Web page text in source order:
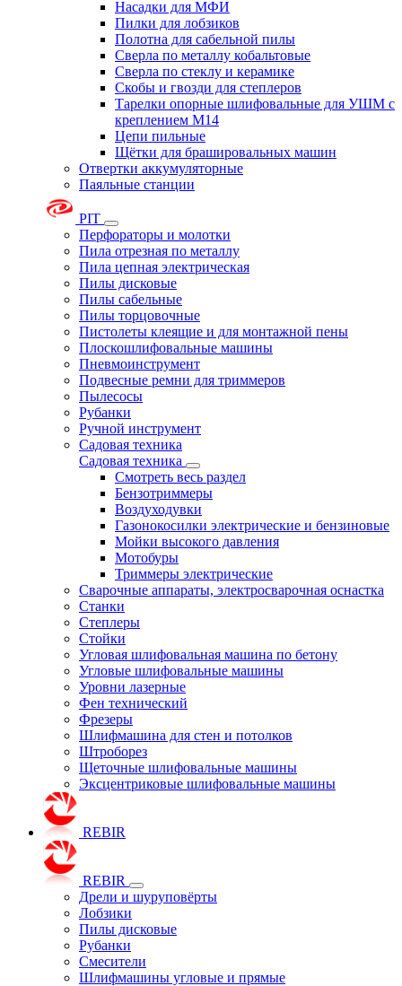
Насадки для МФИ
Пилки для лобзиков
Полотна для сабельной пилы
Сверла по металлу кобальтовые
Сверла по стеклу и керамике
Скобы и гвозди для степлеров
Тарелки опорные шлифовальные для УШМ с
креплением М14
Цепи пильные
Щётки для брашировальных машин
Отвертки аккумуляторные
Паяльные станции
PIT
Перфораторы и молотки
Пила отрезная по металлу
Пила цепная электрическая
Пилы дисковые
Пилы сабельные
Пилы торцовочные
Пистолеты клеящие и для монтажной пены
Плоскошлифовальные машины
Пневмоинструмент
Подвесные ремни для триммеров
Пылесосы
Рубанки
Ручной инструмент
Садовая техника
Садовая техника
Смотреть весь раздел
Бензотриммеры
Воздуходувки
Газонокосилки электрические и бензиновые
Мойки высокого давления
Мотобуры
Триммеры электрические
Сварочные аппараты, электросварочная оснастка
Станки
Степлеры
Стойки
Угловая шлифовальная машина по бетону
Угловые шлифовальные машины
Уровни лазерные
Фен технический
Фрезеры
Шлифмашина для стен и потолков
Штроборез
Щеточные шлифовальные машины
Эксцентриковые шлифовальные машины
REBIR
REBIR
Дрели и шуруповёрты
Лобзики
Пилы дисковые
Рубанки
Смесители
Шлифмашины угловые и прямые